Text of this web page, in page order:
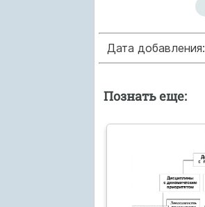
Дата добавления:
Познать еще: